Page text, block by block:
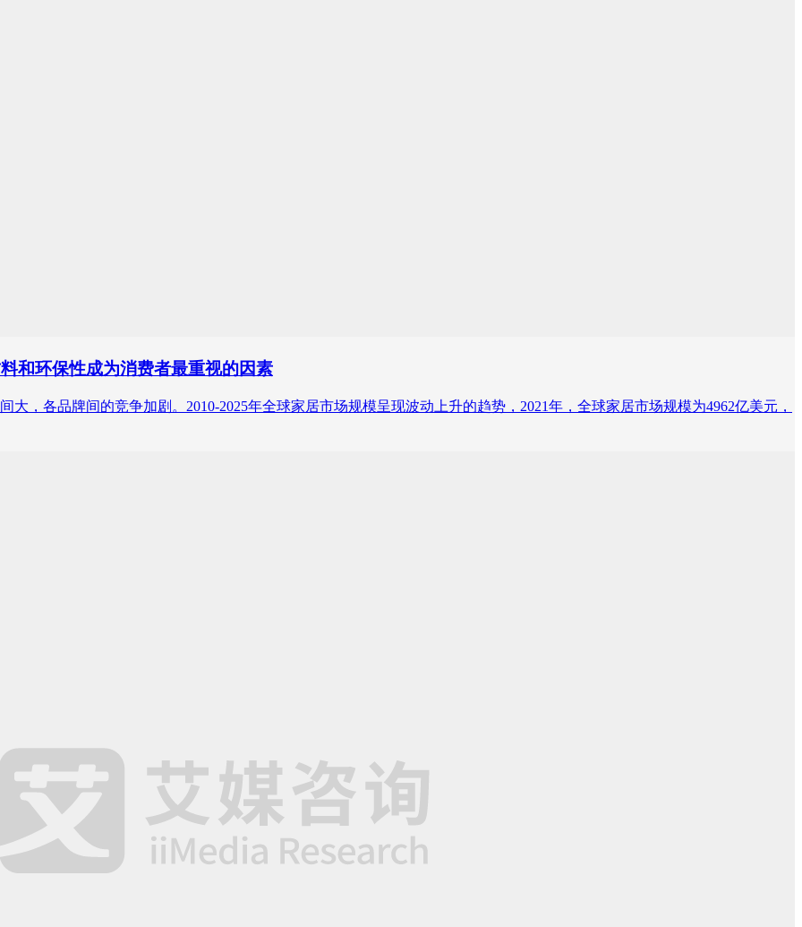
和环保性成为消费者最重视的因素
，各品牌间的竞争加剧。2010-2025年全球家居市场规模呈现波动上升的趋势，2021年，全球家居市场规模为4962亿美元，